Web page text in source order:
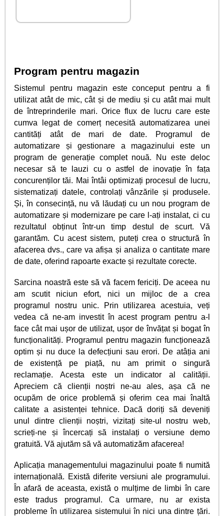
Program pentru magazin
Sistemul pentru magazin este conceput pentru a fi
utilizat atât de mic, cât și de mediu și cu atât mai mult
de întreprinderile mari. Orice flux de lucru care este
cumva legat de comerț necesită automatizarea unei
cantități atât de mari de date. Programul de
automatizare și gestionare a magazinului este un
program de generație complet nouă. Nu este deloc
necesar să te lauzi cu o astfel de inovație în fața
concurenților tăi. Mai întâi optimizați procesul de lucru,
sistematizați datele, controlați vânzările și produsele.
Și, în consecință, nu vă lăudați cu un nou program de
automatizare și modernizare pe care l-ați instalat, ci cu
rezultatul obținut într-un timp destul de scurt. Vă
garantăm. Cu acest sistem, puteți crea o structură în
afacerea dvs., care va afișa și analiza o cantitate mare
de date, oferind rapoarte exacte și rezultate corecte.
Sarcina noastră este să vă facem fericiți. De aceea nu
am scutit niciun efort, nici un mijloc de a crea
programul nostru unic. Prin utilizarea acestuia, veți
vedea că ne-am investit în acest program pentru a-l
face cât mai ușor de utilizat, ușor de învățat și bogat în
funcționalități. Programul pentru magazin funcționează
optim și nu duce la defecțiuni sau erori. De atâția ani
de existență pe piață, nu am primit o singură
reclamație. Acesta este un indicator al calității.
Apreciem că clienții noștri ne-au ales, așa că ne
ocupăm de orice problemă și oferim cea mai înaltă
calitate a asistenței tehnice. Dacă doriți să deveniți
unul dintre clienții noștri, vizitați site-ul nostru web,
scrieți-ne și încercați să instalați o versiune demo
gratuită. Vă ajutăm să vă automatizăm afacerea!
Aplicația managementului magazinului poate fi numită
internațională. Există diferite versiuni ale programului.
În afară de aceasta, există o mulțime de limbi în care
este tradus programul. Ca urmare, nu ar exista
probleme în utilizarea sistemului în nici una dintre țări.